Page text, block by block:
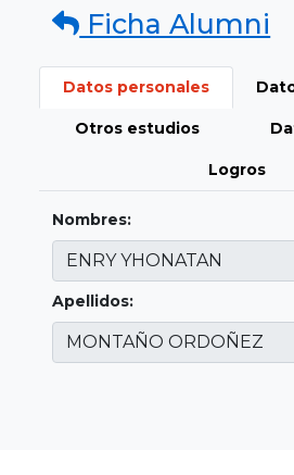
Ficha Alumni
Datos personales
Otros estudios
Logros
Nombres:
Apellidos: